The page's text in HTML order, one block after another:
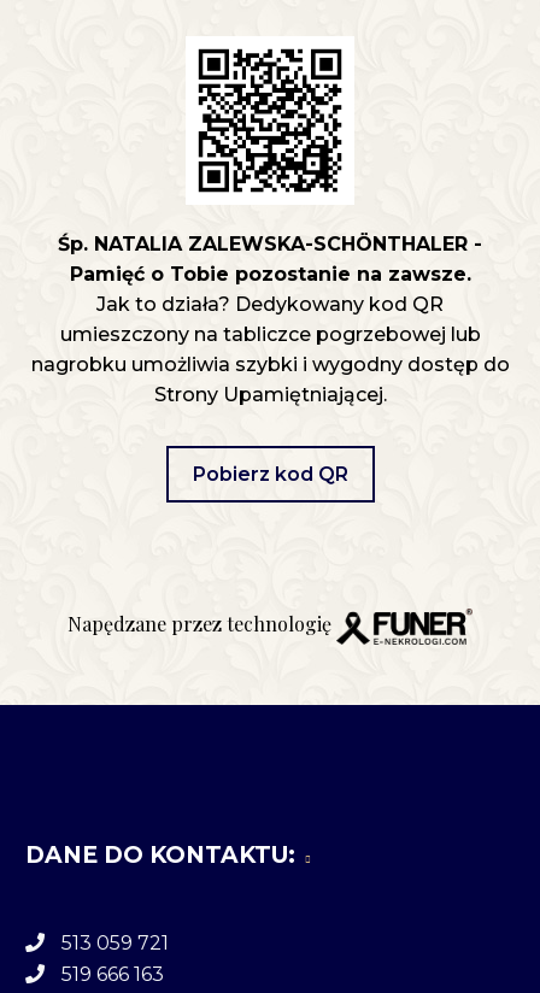
Śp. NATALIA ZALEWSKA-SCHÖNTHALER -
Pamięć o Tobie pozostanie na zawsze.
Jak to działa? Dedykowany kod QR
umieszczony na tabliczce pogrzebowej lub
nagrobku umożliwia szybki i wygodny dostęp do
Strony Upamiętniającej.
Pobierz kod QR
Napędzane przez technologię
DANE DO KONTAKTU:
513 059 721
519 666 163